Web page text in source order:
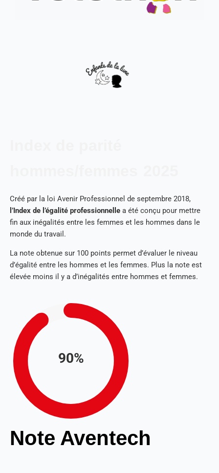
Créé par la loi Avenir Professionnel de septembre 2018,
l’Index de l’égalité professionnelle a été conçu pour mettre
fin aux inégalités entre les femmes et les hommes dans le
monde du travail.
La note obtenue sur 100 points permet d’évaluer le niveau
d’égalité entre les hommes et les femmes. Plus la note est
élevée moins il y a d’inégalités entre hommes et femmes.
90%
Note Aventech